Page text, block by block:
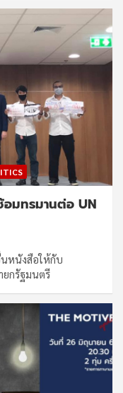
มทรมานต่อ UN
หนังสือให้กับ
ยกรัฐมนตรี